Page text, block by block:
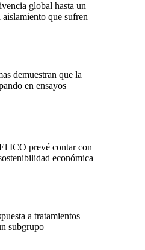
global hasta un
que sufren
demuestran que la
en ensayos
ICO prevé contar con
económica
a tratamientos
subgrupo